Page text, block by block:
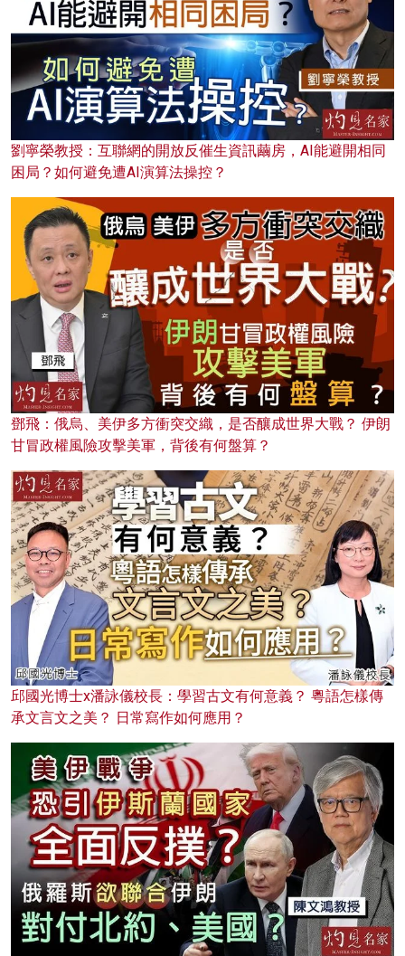
劉寧榮教授：互聯網的開放反催生資訊繭房，AI能避開相同
困局？如何避免遭AI演算法操控？
鄧飛：俄烏、美伊多方衝突交織，是否釀成世界大戰？ 伊朗
甘冒政權風險攻擊美軍，背後有何盤算？
邱國光博士x潘詠儀校長：學習古文有何意義？ 粵語怎樣傳
承文言文之美？ 日常寫作如何應用？